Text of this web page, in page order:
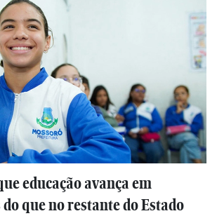
educação avança em
que no restante do Estado